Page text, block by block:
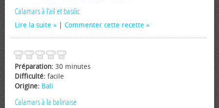
Calamars à l'ail et basilic
Lire la suite Commenter cette recette
Préparation: 30 minutes
Difficulté: facile
Origine: Bali
Calamars à la balinaise